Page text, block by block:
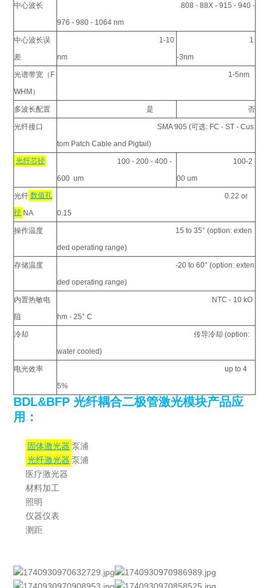
中心波长
808 - 88X - 915 - 940 -
976 - 980 - 1064 nm
中心波长误
差
1-10
nm
1
-3nm
光谱带宽（F
WHM）
1-5nm
多波长配置 是 否
光纤接口
SMA 905 (可选: FC - ST - Cus
tom Patch Cable and Pigtail)
光纤芯径
100 - 200 - 400 -
600 um
100-2
00 um
光纤 数值孔
径 NA
0.22 or
0.15
操作温度
15 to 35° (option: exten
ded operating range)
存储温度
-20 to 60° (option: exten
ded operating range)
内置热敏电
阻
NTC - 10 kO
hm - 25° C
冷却
传导冷却 (option:
water cooled)
电光效率
up to 4
5%
BDL&BFP 光纤耦合二极管激光模块产品应
用：
固体激光器 泵浦
光纤激光器 泵浦
医疗激光器
材料加工
照明
仪器仪表
测距